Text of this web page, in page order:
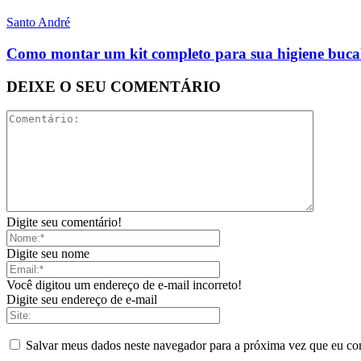
Santo André
Como montar um kit completo para sua higiene
DEIXE O SEU COMENTÁRIO
Digite seu comentário!
Digite seu nome
Você digitou um endereço de e-mail incorreto!
Digite seu endereço de e-mail
Salvar meus dados neste navegador para a próxima vez que eu